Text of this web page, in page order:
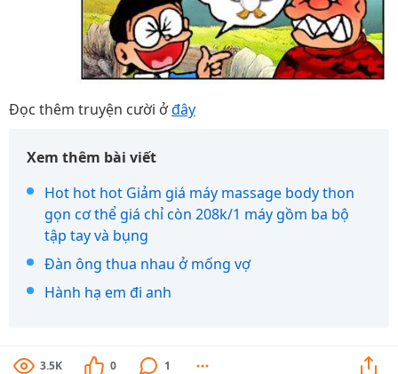
Đọc thêm truyện cười ởđây
Xem thêm bài viết
Hot hot hot Giảm giá máy massage body thon
gọn cơ thể giá chỉ còn 208k/1 máy gồm ba bộ
tập tay và bụng
Đàn ông thua nhau ở mống vợ
Hành hạ em đi anh
3.5K 0 1